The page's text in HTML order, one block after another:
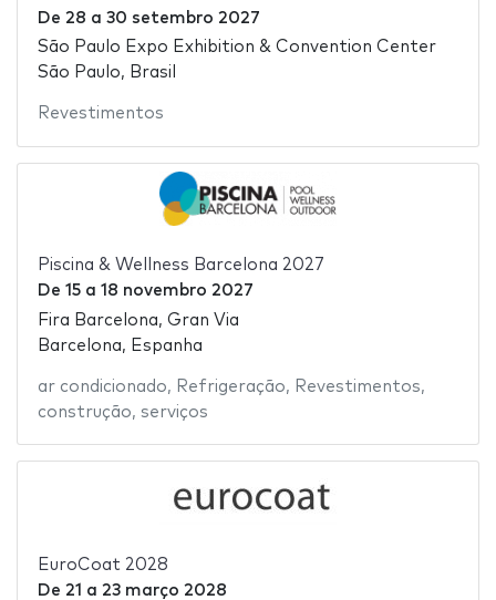
De 28 a 30 setembro 2027
São Paulo Expo Exhibition & Convention Center
São Paulo, Brasil
Revestimentos
Piscina & Wellness Barcelona 2027
De 15a 18 novembro 2027
Fira Barcelona, Gran Via
Barcelona, Espanha
ar condicionado, Refrigeração, Revestimentos,
construção, serviços
EuroCoat 2028
De 21 a 23 março 2028